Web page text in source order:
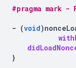
#pragma mark -
- (void)
}